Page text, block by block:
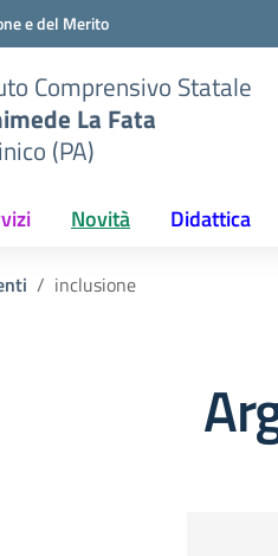
e del Merito
Comprensivo Statale
La Fata
(PA)
Novità Didattica
inclusione